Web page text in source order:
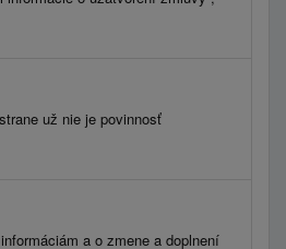
už nie je povinnosť
a o zmene a doplnení